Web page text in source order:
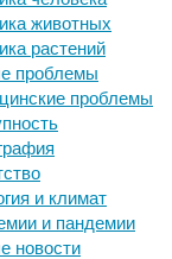
животных
растений
проблемы
проблемы
и климат
и пандемии
новости